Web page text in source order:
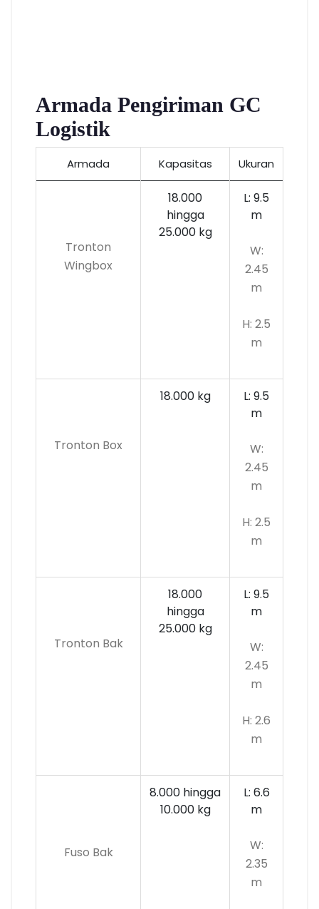
Armada Pengiriman GC
Logistik
Armada Kapasitas Ukuran
Tronton
Wingbox
18.000
hingga
25.000 kg
L: 9.5
m
W:
2.45
m
H: 2.5
m
Tronton Box
18.000 kg
L: 9.5
m
W:
2.45
m
H: 2.5
m
Tronton Bak
18.000
hingga
25.000 kg
L: 9.5
m
W:
2.45
m
H: 2.6
m
Fuso Bak
8.000 hingga
10.000kg
L: 6.6
m
W:
2.35
m